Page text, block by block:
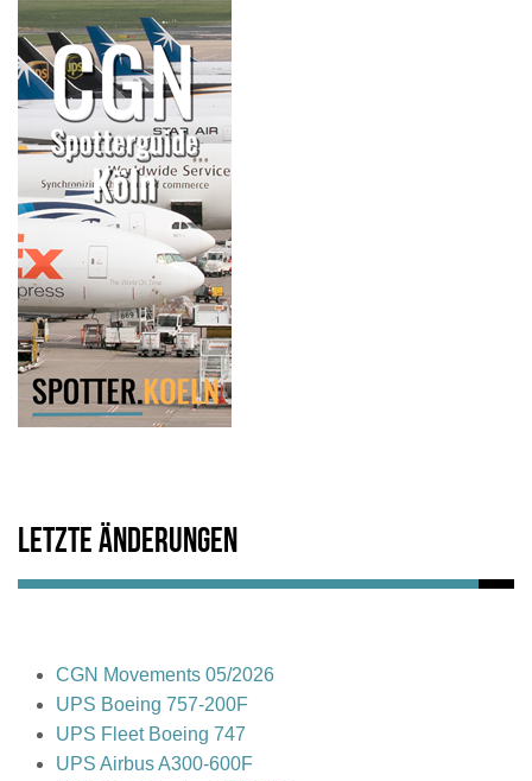
Letzte Änderungen
CGN Movements 05/2026
UPS Boeing 757-200F
UPS Fleet Boeing 747
UPS Airbus A300-600F